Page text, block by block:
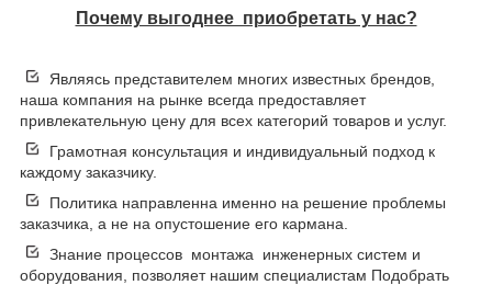
Почему выгоднее приобретать у нас?
Являясь представителем многих известных брендов,
наша компания на рынке всегда предоставляет
привлекательную цену для всех категорий товаров и услуг.
Грамотная консультация и индивидуальный подход к
каждому заказчику.
Политика направленна именно на решение проблемы
заказчика, а не на опустошение его кармана.
Знание процессов монтажа инженерных систем и
оборудования, позволяет нашим специалистам Подобрать